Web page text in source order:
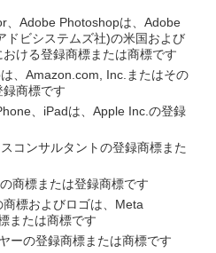
、Adobe Photoshopは、Adobe
ドビシステムズ社)の米国および
ける登録商標または商標です
、Amazon.com, Inc.またはその
商標です
、iPadは、Apple Inc.の登録
コンサルタントの登録商標また
商標または登録商標です
標およびロゴは、Meta
または商標です
ーの登録商標または商標です